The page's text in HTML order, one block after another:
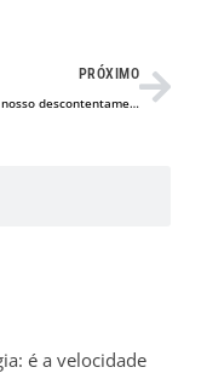
PRÓXIMO
A tarifa do nosso descontentamento
é a velocidade